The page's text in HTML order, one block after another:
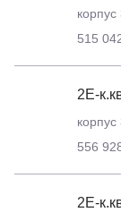
515
2Е-
556
2Е-